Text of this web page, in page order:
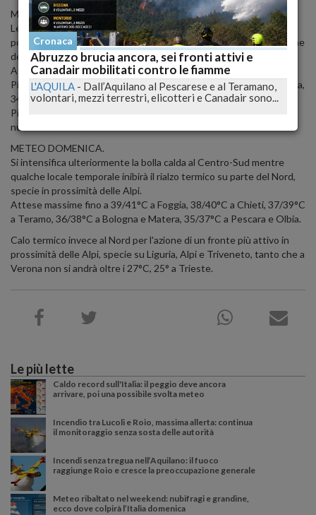
METEO SABATO.
Le correnti nordafricane risalgono lo Stivale dando luogo ad un
pomeriggio rovente, soprattutto su bassa Val Padana, zone interne
del Centro Italia, Puglia ed entroterra calabrese.
Attese massime fino a 36/38°C a Ferrara, Terni, Foggia, 35/37°C a
Piacenza, Parma, Bologna, Mantova, Alessandria, Rovigo e Cosenza,
34/36°C a Torino, 33°C a Milano.
Più freschi i litorali, specie la Liguria, soggetta ad una certa
nuvolosità marittima.
METEO DOMENICA.
Si intensifica ulteriormente la bolla calda al Centro-Sud mentre
qualche locale temporale inibirà il rialzo termico su parte del Nord,
specie in prossimità delle Alpi.
Attese massime fino a 39/41°C a Foggia, 38/40°C a Chieti, 37/39°C
a Teramo, 36/38°C a Bologna e Matera, 35/37°C a Pescara e Olbia.
Calo termico invece al Nord per l'azione di un fronte più attivo in
prossimità delle Alpi, specie su Liguria, Alpi e Triveneto, tanto che a
Verona non si andrà oltre i 27°C, 25° a Trieste.
Le più lette
Caldo record sull'Italia: il peggio deve ancora
arrivare, poi una possibile svolta meteo
Incendio tra Lucoli e Roio, massima allerta: continua
il monitoraggio senza sosta delle autorità
Incendi senza tregua nell’Aquilano: il fuoco
raggiunge Roio e cresce la preoccupazione generale
Meteo ribaltato nel weekend: nubifragi e grandine,
ecco dove colpirà l’Italia domenica
Cronaca
Abruzzo brucia ancora, sei fronti attivi e
Canadair mobilitati contro le fiamme
L'AQUILA - Dall’Aquilano al Pescarese e al Teramano,
volontari, mezzi terrestri, elicotteri e Canadair sono...